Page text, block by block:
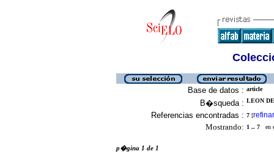
Base de datos : article
B�squeda : LEON
Referencias encontradas : 7 [refinar
Mostrando: 1 .. 7 en
p�gina 1 de 1